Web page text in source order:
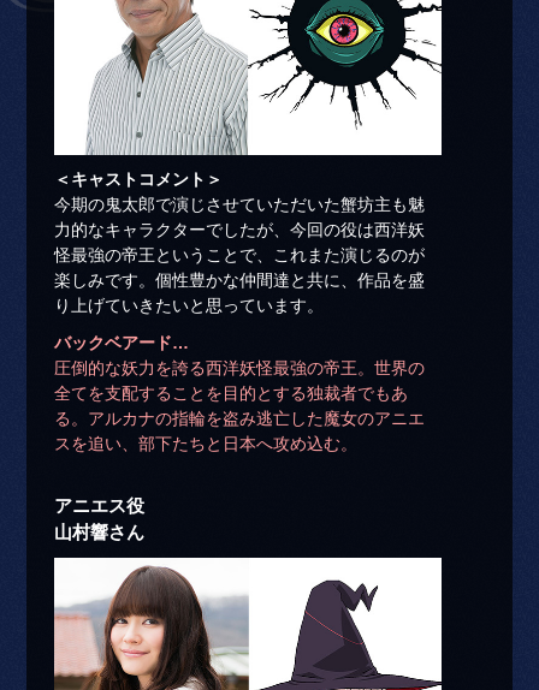
＜キャストコメント＞
今期の鬼太郎で演じさせていただいた蟹坊主も魅
力的なキャラクターでしたが、今回の役は西洋妖
怪最強の帝王ということで、これまた演じるのが
楽しみです。個性豊かな仲間達と共に、作品を盛
り上げていきたいと思っています。
バックベアード…
圧倒的な妖力を誇る西洋妖怪最強の帝王。世界の
全てを支配することを目的とする独裁者でもあ
る。アルカナの指輪を盗み逃亡した魔女のアニエ
スを追い、部下たちと日本へ攻め込む。
アニエス役
山村響さん